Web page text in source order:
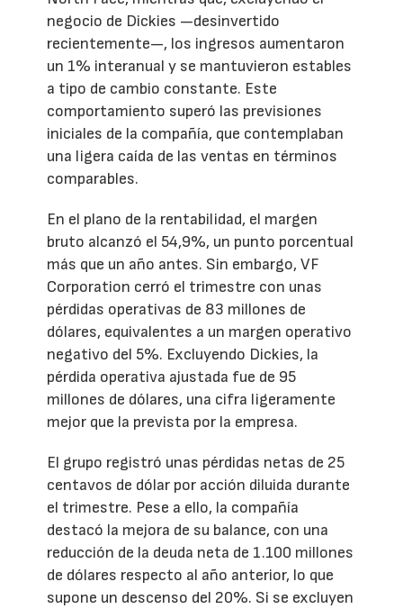
negocio de Dickies —desinvertido
recientemente—, los ingresos aumentaron
un 1% interanual y se mantuvieron estables
a tipo de cambio constante. Este
comportamiento superó las previsiones
iniciales de la compañía, que contemplaban
una ligera caída de las ventas en términos
comparables.
En el plano de la rentabilidad, el margen
bruto alcanzó el 54,9%, un punto porcentual
más que un año antes. Sin embargo, VF
Corporation cerró el trimestre con unas
pérdidas operativas de 83 millones de
dólares, equivalentes a un margen operativo
negativo del 5%. Excluyendo Dickies, la
pérdida operativa ajustada fue de 95
millones de dólares, una cifra ligeramente
mejor que la prevista por la empresa.
El grupo registró unas pérdidas netas de 25
centavos de dólar por acción diluida durante
el trimestre. Pese a ello, la compañía
destacó la mejora de su balance, con una
reducción de la deuda neta de 1.100 millones
de dólares respecto al año anterior, lo que
supone un descenso del 20%. Si se excluyen